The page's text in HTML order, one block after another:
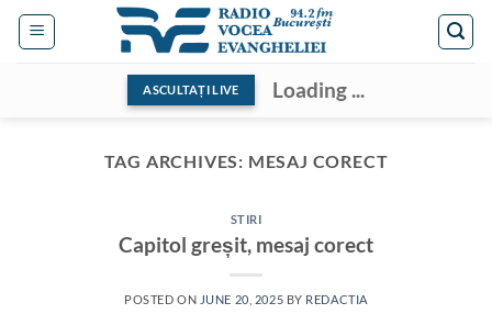
Skip
ASCULTAȚI LIVE Loading ...
TAG ARCHIVES: MESAJ CORECT
STIRI
Capitol greșit, mesaj corect
POSTED ON JUNE 20, 2025 BY REDACTIA